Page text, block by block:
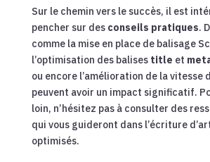
Sur le chemin vers le succès, il est
pencher sur des conseils pratiques.
comme la mise en place de balisage
l’optimisation des balises title et
ou encore l’amélioration de la vitesse
peuvent avoir un impact significatif.
loin, n’hésitez pas à consulter des
qui vous guideront dans l’écriture
optimisés.